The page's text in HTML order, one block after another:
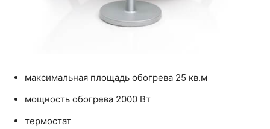
максимальная площадь обогрева 25 кв.м
мощность обогрева 2000 Вт
термостат